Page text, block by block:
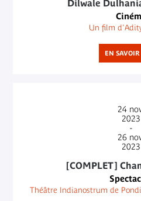
Dilwale
Un film
EN SAVOIR
24
2023
-
26
2023
[COMPLET]
Théâtre Indianostrum de